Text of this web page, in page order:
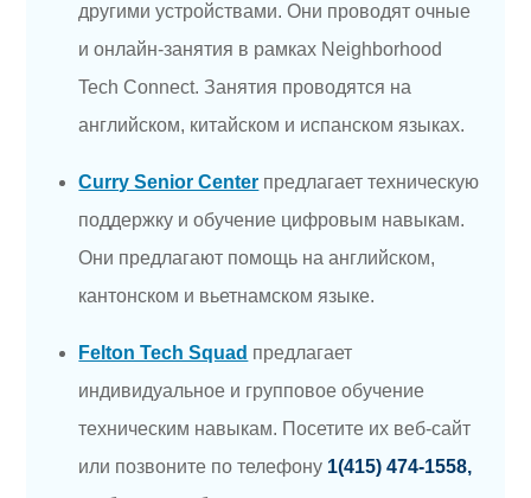
другими устройствами. Они проводят очные
и онлайн-занятия в рамках Neighborhood
Tech Connect. Занятия проводятся на
английском, китайском и испанском языках.
Curry Senior Center предлагает техническую
поддержку и обучение цифровым навыкам.
Они предлагают помощь на английском,
кантонском и вьетнамском языке.
Felton Tech Squad предлагает
индивидуальное и групповое обучение
техническим навыкам. Посетите их веб-сайт
или позвоните по телефону 1(415) 474-1558,